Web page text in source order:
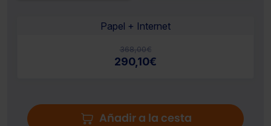
Papel + Internet
368,00€
290,10€
Añadir a la cesta